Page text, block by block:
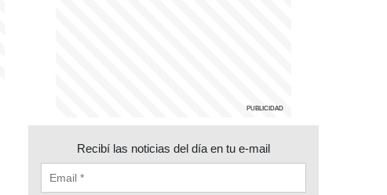
Recibí las noticias del día en tu e-mail